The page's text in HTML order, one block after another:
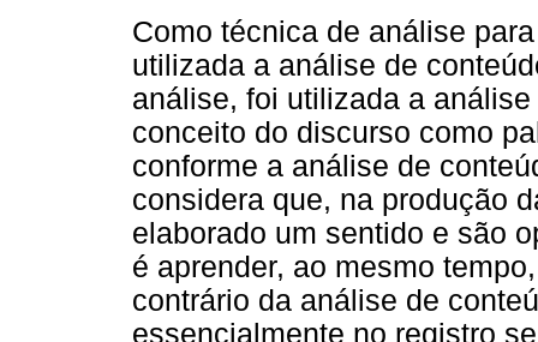
Como técnica de análise
utilizada a análise de
análise, foi utilizada a
conceito do discurso como
conforme a análise de
considera que, na produção
elaborado um sentido e são
é aprender, ao mesmo
contrário da análise de
essencialmente no registro